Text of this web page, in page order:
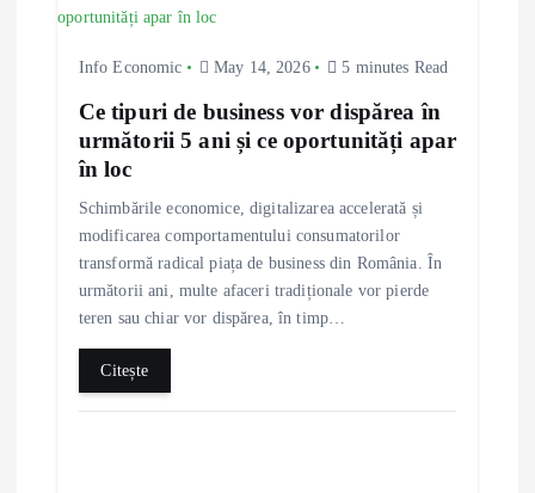
Info Economic May 14, 2026 5 minutes Read
Ce tipuri de business vor dispărea în
următorii 5 ani și ce oportunități apar
în loc
Schimbările economice, digitalizarea accelerată și
modificarea comportamentului consumatorilor
transformă radical piața de business din România. În
următorii ani, multe afaceri tradiționale vor pierde
teren sau chiar vor dispărea, în timp…
Citește